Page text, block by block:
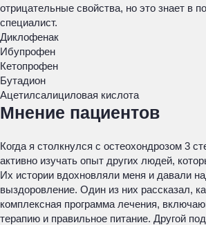
отрицательные свойства, но это знает в
специалист.
Диклофенак
Ибупрофен
Кетопрофен
Бутадион
Ацетилсалициловая кислота
Мнение пациентов
Когда я столкнулся с остеохондрозом 3
активно изучать опыт других людей,
Их истории вдохновляли меня и давали
выздоровление. Один из них рассказал,
комплексная программа лечения,
терапию и правильное питание. Другой